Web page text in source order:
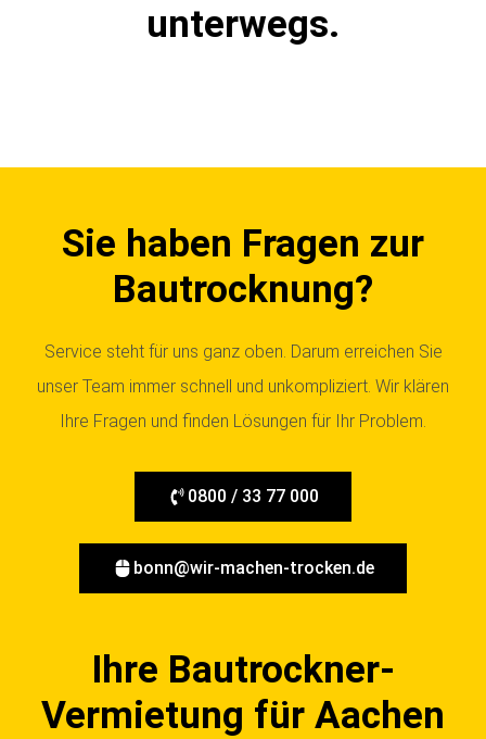
unterwegs.
Sie haben Fragen zur
Bautrocknung?
Service steht für uns ganz oben. Darum erreichen Sie
unser Team immer schnell und unkompliziert. Wir klären
Ihre Fragen und finden Lösungen für Ihr Problem.
0800 / 33 77 000
bonn@wir-machen-trocken.de
Ihre Bautrockner-
Vermietung für Aachen